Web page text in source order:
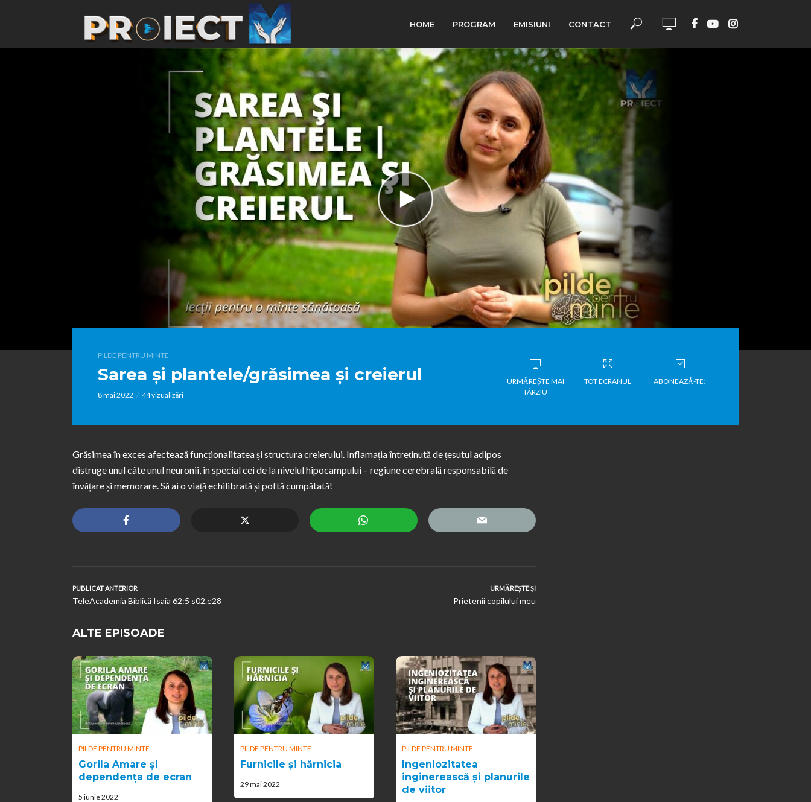
HOME PROGRAM EMISIUNI CONTACT
PILDE PENTRU MINTE
Sarea și plantele/grăsimea și creierul
8 mai 2022 44 vizualizări
URMĂREȘTE MAI
TÂRZIU
TOT ECRANUL ABONEAZĂ-TE!
Grăsimea în exces afectează funcționalitatea și structura creierului. Inflamația întreținută de țesutul adipos
distruge unul câte unul neuronii, în special cei de la nivelul hipocampului – regiune cerebrală responsabilă de
învățare și memorare. Să ai o viață echilibrată și poftă cumpătată!
PUBLICAT ANTERIOR
TeleAcademia Biblică Isaia 62:5 s02.e28
URMĂREȘTE ȘI
Prietenii copilului meu
ALTE EPISOADE
PILDE PENTRU MINTE
Gorila Amare și
dependența de ecran
5 iunie 2022
PILDE PENTRU MINTE
Furnicile și hărnicia
29 mai 2022
PILDE PENTRU MINTE
Ingeniozitatea
inginerească și planurile
de viitor